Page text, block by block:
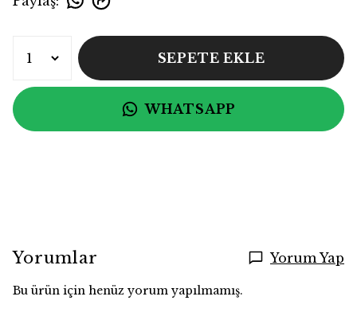
SEPETE EKLE
WHATSAPP
Yorumlar Yorum Yap
Bu ürün için henüz yorum yapılmamış.